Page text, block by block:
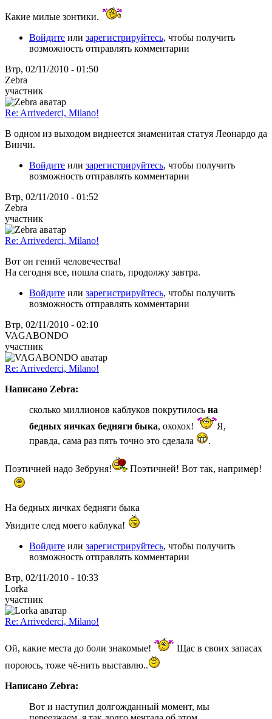
Какие милые зонтики.
Войдите или зарегистрируйтесь, чтобы получить
возможность отправлять комментарии
Втр, 02/11/2010 - 01:50
Zebra
участник
Re: Arrivederci, Milano!
В одном из выходом виднеется знаменитая статуя Леонардо да
Винчи.
Войдите или зарегистрируйтесь, чтобы получить
возможность отправлять комментарии
Втр, 02/11/2010 - 01:52
Zebra
участник
Re: Arrivederci, Milano!
Вот он гений человечества!
На сегодня все, пошла спать, продолжу завтра.
Войдите или зарегистрируйтесь, чтобы получить
возможность отправлять комментарии
Втр, 02/11/2010 - 02:10
VAGABONDO
участник
Re: Arrivederci, Milano!
Написано Zebra:
сколько миллионов каблуков покрутилось на
бедных яичках бедняги быка, охохох!
Я,
правда, сама раз пять точно это сделала
.
Поэтичней надо Зебруня! Поэтичней! Вот так, например!
На бедных яичках бедняги быка
Увидите след моего каблука!
Войдите или зарегистрируйтесь, чтобы получить
возможность отправлять комментарии
Втр, 02/11/2010 - 10:33
Lorka
участник
Re: Arrivederci, Milano!
Ой, какие места до боли знакомые!
Щас в своих запасах
пороюсь, тоже чё-нить выставлю..
Написано Zebra:
Вот и наступил долгожданный момент, мы